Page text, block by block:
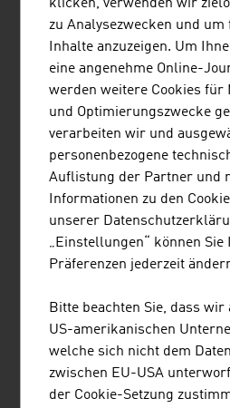
Quelle: Fachverband der
Branchenbericht 2025/2026
Wohnmöbel, Matratzen/
Massivholzplatten
Nadelschnittholz
Die zehn größten
1. Egger Holzwerkstoffe
klicken, verwenden wir
zu Analysezwecken und um
Inhalte anzuzeigen. Um
eine angenehme Online-
werden weitere Cookies für
und Optimierungszwecke
verarbeiten wir und
personenbezogene
Auflistung der Partner und
Informationen zu den
unserer
„Einstellungen“ können Sie
Präferenzen jederzeit
Bitte beachten Sie, dass wir
US-amerikanischen
welche sich nicht dem
zwischen EU-USA
der Cookie-Setzung